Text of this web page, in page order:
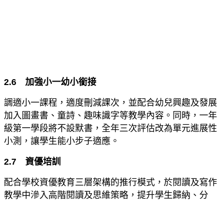
2.6 加強小一幼小銜接
調適小一課程，適度刪減課次，並配合幼兒興趣及發展
加入圖畫書、童詩、趣味識字等教學內容。同時，一年
級第一學段將不設默書，全年三次評估改為單元進展性
小測，讓學生能小步子適應。
2.7 資優培訓
配合學校資優教育三層架構的推行模式，於閱讀及寫作
教學中滲入高階閱讀及思維策略，提升學生歸納、分